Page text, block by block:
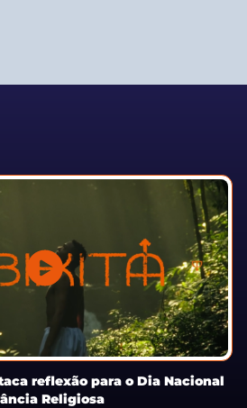
reflexão para o Dia Nacional
Religiosa